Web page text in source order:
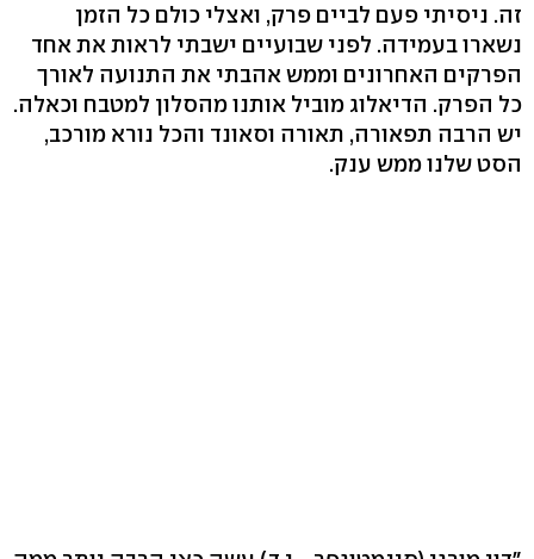
זה. ניסיתי פעם לביים פרק, ואצלי כולם כל הזמן
נשארו בעמידה. לפני שבועיים ישבתי לראות את אחד
הפרקים האחרונים וממש אהבתי את התנועה לאורך
כל הפרק. הדיאלוג מוביל אותנו מהסלון למטבח וכאלה.
יש הרבה תפאורה, תאורה וסאונד והכל נורא מורכב,
הסט שלנו ממש ענק.